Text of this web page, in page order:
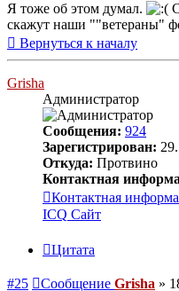
Я тоже об этом думал.
скажут наши ""ветераны"
Вернуться к началу
Grisha
Администратор
Сообщения: 924
Зарегистрирован:
Откуда: Протвино
Контактная
Контактная
ICQ Сайт
Цитата
#25 Сообщение Grisha »